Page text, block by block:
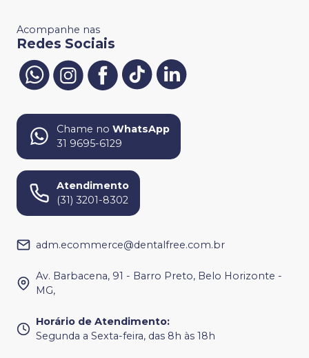
Acompanhe nas
Redes Sociais
Chame no WhatsApp
31 9695-6129
Atendimento
(31) 3201-8302
adm.ecommerce@dentalfree.com.br
Av. Barbacena, 91 - Barro Preto, Belo Horizonte -
MG,
Horário de Atendimento:
Segunda a Sexta-feira, das 8h às 18h